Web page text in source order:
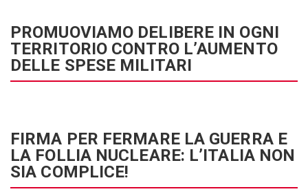
PROMUOVIAMO DELIBERE IN OGNI
TERRITORIO CONTRO L’AUMENTO
DELLE SPESE MILITARI
FIRMA PER FERMARE LA GUERRA E
LA FOLLIA NUCLEARE: L’ITALIA NON
SIA COMPLICE!